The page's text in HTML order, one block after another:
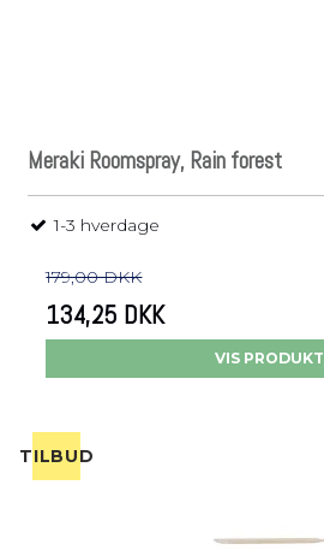
Meraki Roomspray, Rain forest
1-3 hverdage
179,00 DKK
134,25 DKK
VIS PRODUKT
TILBUD